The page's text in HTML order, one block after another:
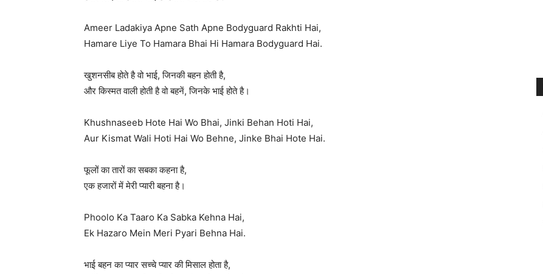
Ameer Ladakiya Apne Sath Apne Bodyguard Rakhti Hai,
Hamare Liye To Hamara Bhai Hi Hamara Bodyguard Hai.
खुशनसीब होते है वो भाई, जिनकी बहन होती है,
और किस्मत वाली होती है वो बहनें, जिनके भाई होते है।
Khushnaseeb Hote Hai Wo Bhai, Jinki Behan Hoti Hai,
Aur Kismat Wali Hoti Hai Wo Behne, Jinke Bhai Hote Hai.
फूलों का तारों का सबका कहना है,
एक हजारों में मेरी प्यारी बहना है।
Phoolo Ka Taaro Ka Sabka Kehna Hai,
Ek Hazaro Mein Meri Pyari Behna Hai.
भाई बहन का प्यार सच्चे प्यार की मिसाल होता है,